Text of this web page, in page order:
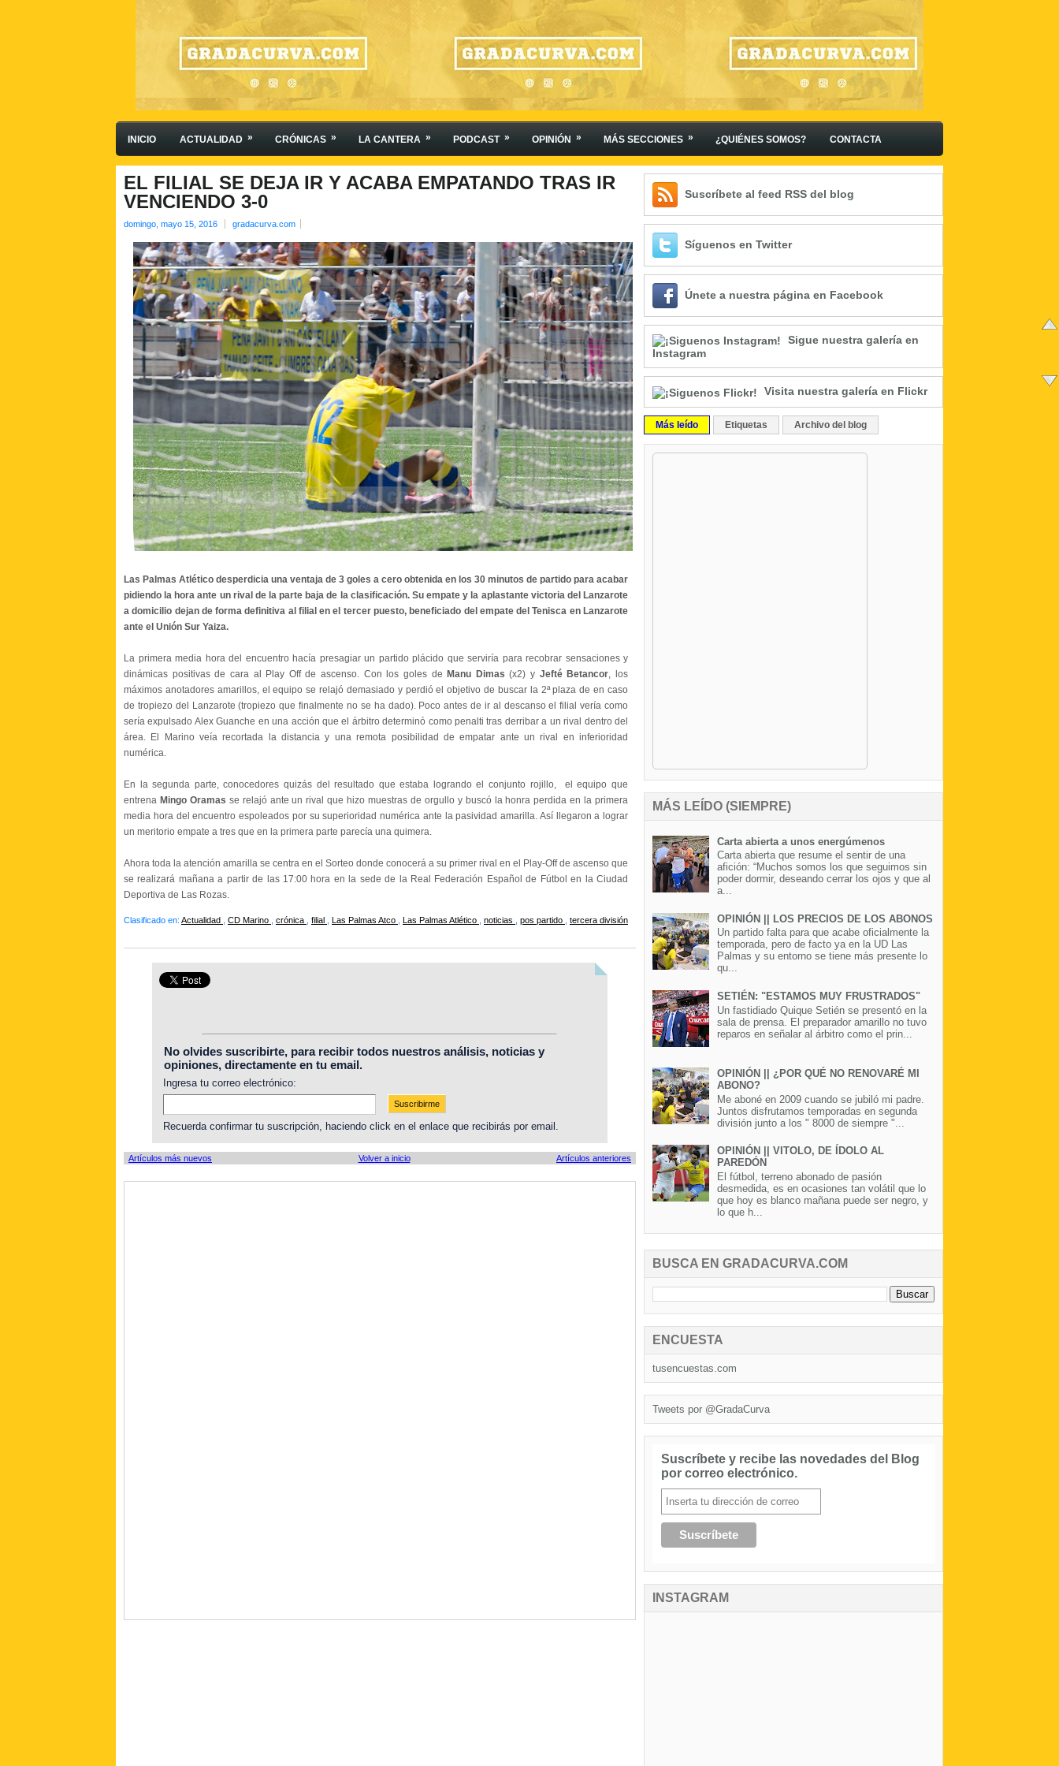
INICIO ACTUALIDAD » CRÓNICAS » LA CANTERA » PODCAST » OPINIÓN » MÁS SECCIONES » ¿QUIÉNES SOMOS? CONTACTA
EL FILIAL SE DEJA IR Y ACABA EMPATANDO TRAS IR
VENCIENDO 3-0
domingo, mayo 15, 2016 gradacurva.com
Las Palmas Atlético desperdicia una ventaja de 3 goles a cero obtenida en los 30 minutos de partido para acabar
pidiendo la hora ante un rival de la parte baja de la clasificación. Su empate y la aplastante victoria del Lanzarote
a domicilio dejan de forma definitiva al filial en el tercer puesto, beneficiado del empate del Tenisca en Lanzarote
ante el Unión Sur Yaiza.
La primera media hora del encuentro hacía presagiar un partido plácido que serviría para recobrar sensaciones y
dinámicas positivas de cara al Play Off de ascenso. Con los goles de Manu Dimas (x2) y Jefté Betancor, los
máximos anotadores amarillos, el equipo se relajó demasiado y perdió el objetivo de buscar la 2ª plaza de en caso
de tropiezo del Lanzarote (tropiezo que finalmente no se ha dado). Poco antes de ir al descanso el filial vería como
sería expulsado Alex Guanche en una acción que el árbitro determinó como penalti tras derribar a un rival dentro del
área. El Marino veía recortada la distancia y una remota posibilidad de empatar ante un rival en inferioridad
numérica.
En la segunda parte, conocedores quizás del resultado que estaba logrando el conjunto rojillo, el equipo que
entrena Mingo Oramas se relajó ante un rival que hizo muestras de orgullo y buscó la honra perdida en la primera
media hora del encuentro espoleados por su superioridad numérica ante la pasividad amarilla. Así llegaron a lograr
un meritorio empate a tres que en la primera parte parecía una quimera.
Ahora toda la atención amarilla se centra en el Sorteo donde conocerá a su primer rival en el Play-Off de ascenso que
se realizará mañana a partir de las 17:00 hora en la sede de la Real Federación Español de Fútbol en la Ciudad
Deportiva de Las Rozas.
Clasificado en: Actualidad CD Marino crónica filial Las Palmas Atco Las Palmas Atlético noticias pos partido tercera división
No olvides suscribirte, para recibir todos nuestros análisis, noticias y
opiniones, directamente en tu email.
Ingresa tu correo electrónico:
Recuerda confirmar tu suscripción, haciendo click en el enlace que recibirás por email.
Artículos más nuevos Artículos anteriores
Volver a inicio
Suscríbete al feed RSS del blog
Síguenos en Twitter
Únete a nuestra página en Facebook
Sigue nuestra galería en
Instagram
Visita nuestra galería en Flickr
Más leído Etiquetas Archivo del blog
MÁS LEÍDO (SIEMPRE)
Carta abierta a unos energúmenos
Carta abierta que resume el sentir de una
afición: “Muchos somos los que seguimos sin
poder dormir, deseando cerrar los ojos y que al
a...
OPINIÓN || LOS PRECIOS DE LOS ABONOS
Un partido falta para que acabe oficialmente la
temporada, pero de facto ya en la UD Las
Palmas y su entorno se tiene más presente lo
qu...
SETIÉN: "ESTAMOS MUY FRUSTRADOS"
Un fastidiado Quique Setién se presentó en la
sala de prensa. El preparador amarillo no tuvo
reparos en señalar al árbitro como el prin...
OPINIÓN || ¿POR QUÉ NO RENOVARÉ MI
ABONO?
Me aboné en 2009 cuando se jubiló mi padre.
Juntos disfrutamos temporadas en segunda
división junto a los " 8000 de siempre "...
OPINIÓN || VITOLO, DE ÍDOLO AL
PAREDÓN
El fútbol, terreno abonado de pasión
desmedida, es en ocasiones tan volátil que lo
que hoy es blanco mañana puede ser negro, y
lo que h...
BUSCA EN GRADACURVA.COM
ENCUESTA
tusencuestas.com
Tweets por @GradaCurva
Suscríbete y recibe las novedades del Blog
por correo electrónico.
INSTAGRAM